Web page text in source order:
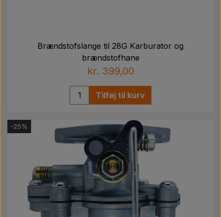
Brændstofslange til 28G Karburator og
brændstofhane
kr. 399,00
Tilføj til kurv
-25%